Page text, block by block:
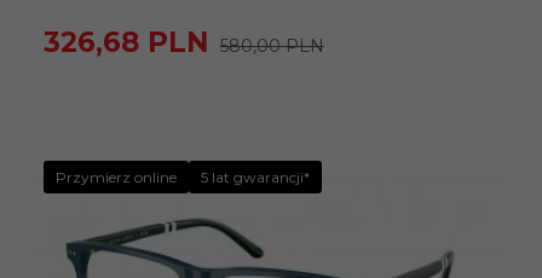
326,68 PLN 580,00 PLN
Przymierz online 5 lat gwarancji*